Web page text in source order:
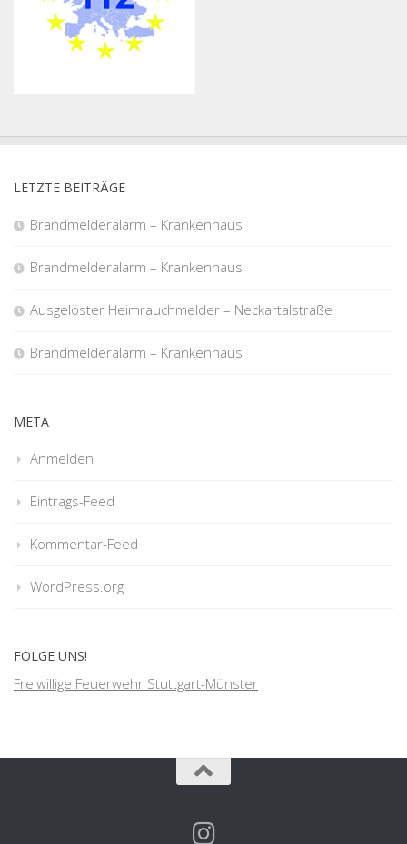
LETZTE BEITRÄGE
Brandmelderalarm – Krankenhaus
Brandmelderalarm – Krankenhaus
Ausgelöster Heimrauchmelder – Neckartalstraße
Brandmelderalarm – Krankenhaus
META
Anmelden
Eintrags-Feed
Kommentar-Feed
WordPress.org
FOLGE UNS!
Freiwillige Feuerwehr Stuttgart-Münster